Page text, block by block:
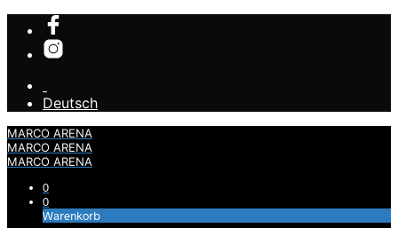
Deutsch
MARCO ARENA
MARCO ARENA
MARCO ARENA
0
0
Warenkorb